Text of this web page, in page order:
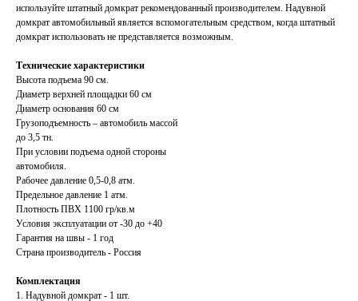
используйте штатный домкрат рекомендованный производителем. Надувной
домкрат автомобильный является вспомогательным средством, когда штатный
домкрат использовать не представляется возможным.
Технические характеристики
Высота подъема 90 см.
Диаметр верхней площадки 60 см
Диаметр основания 60 см
Грузоподъемность – автомобиль массой
до 3,5 тн.
При условии подъема одной стороны
автомобиля.
Рабочее давление 0,5-0,8 атм.
Предельное давление 1 атм.
Плотность ПВХ 1100 гр/кв.м
Условия эксплуатации от -30 до +40
Гарантия на швы - 1 год
Страна производитель - Россия
Комплектация
1. Надувной домкрат - 1 шт.